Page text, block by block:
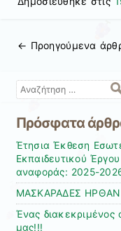
Πλοήγηση
← Προηγούμενα
Αναζήτηση
Πρόσφατα
Έτησια Έκθεση
Εκπαιδευτικού
αναφοράς: 2025-
ΜΑΣΚΑΡΑΔΕΣ ΗΡΘΑΝ
Ένας διακεκριμένος
μας!!!